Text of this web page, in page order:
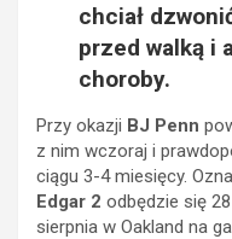
chciał
przed walką i
choroby.
Przy okazji BJ Penn
z nim wczoraj i
ciągu 3-4 miesięcy.
Edgar 2 odbędzie się
sierpnia w Oakland na